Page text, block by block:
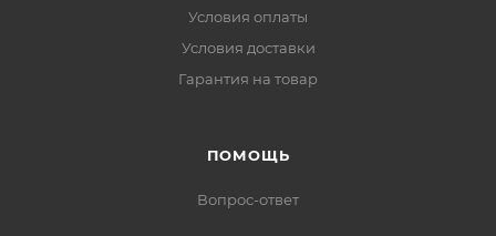
Условия оплаты
Условия доставки
Гарантия на товар
ПОМОЩЬ
Вопрос-ответ